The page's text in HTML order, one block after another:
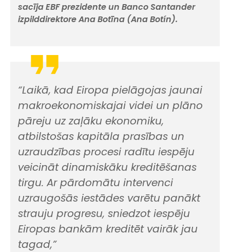
sacīja EBF prezidente un Banco Santander
izpilddirektore Ana Botīna (Ana Botín).
“Laikā, kad Eiropa pielāgojas jaunai
makroekonomiskajai videi un plāno
pāreju uz zaļāku ekonomiku,
atbilstošas kapitāla prasības un
uzraudzības procesi radītu iespēju
veicināt dinamiskāku kreditēšanas
tirgu. Ar pārdomātu intervenci
uzraugošās iestādes varētu panākt
strauju progresu, sniedzot iespēju
Eiropas bankām kreditēt vairāk jau
tagad,”